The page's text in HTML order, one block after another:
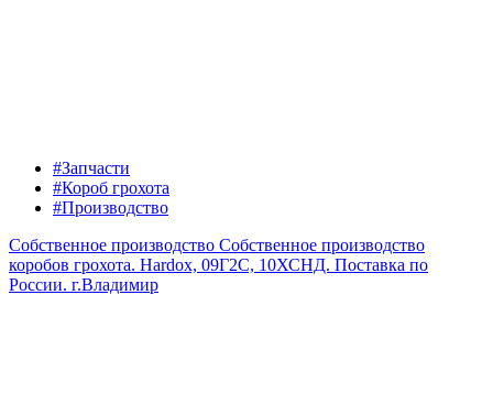
#Запчасти
#Короб грохота
#Производство
Собственное производство Собственное производство
коробов грохота. Hardox, 09Г2С, 10ХСНД. Поставка по
России. г.Владимир